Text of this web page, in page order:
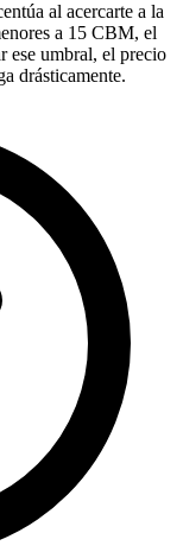
al acercarte a la
a 15 CBM, el
ese umbral, el precio
drásticamente.